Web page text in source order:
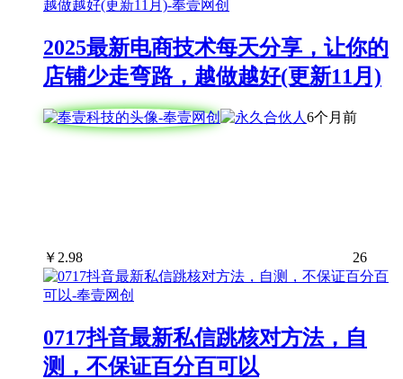
2025最新电商技术每天分享，让你的
店铺少走弯路，越做越好(更新11月)
6个月前
￥ 2.98 26
0717抖音最新私信跳核对方法，自
测，不保证百分百可以